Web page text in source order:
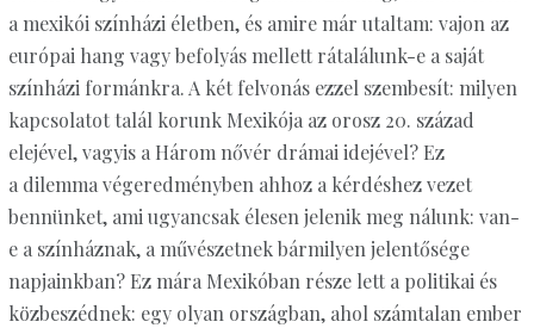
a mexikói színházi életben, és amire már utaltam: vajon az
európai hang vagy befolyás mellett rátalálunk-e a saját
színházi formánkra. A két felvonás ezzel szembesít: milyen
kapcsolatot talál korunk Mexikója az orosz 20. század
elejével, vagyis a Három nővér drámai idejével? Ez
a dilemma végeredményben ahhoz a kérdéshez vezet
bennünket, ami ugyancsak élesen jelenik meg nálunk: van-
e a színháznak, a művészetnek bármilyen jelentősége
napjainkban? Ez mára Mexikóban része lett a politikai és
közbeszédnek: egy olyan országban, ahol számtalan ember